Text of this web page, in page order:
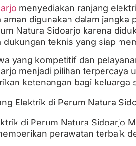
menyediakan ranjang
aman digunakan dalam
Natura Sidoarjo karena
teknis yang siap
yang kompetitif dan
menjadi pilihan terpercaya
ketenangan bagi keluarga
di Perum Natura Sidoarjo
perawatan terbaik